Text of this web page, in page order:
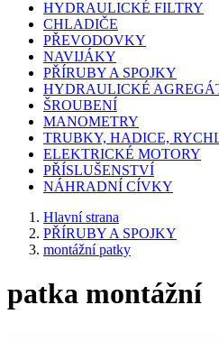
HYDRAULICKÉ FILTRY
CHLADIČE
PŘEVODOVKY
NAVIJÁKY
PŘÍRUBY A SPOJKY
HYDRAULICKÉ
ŠROUBENÍ
MANOMETRY
TRUBKY, HADICE,
ELEKTRICKÉ MOTORY
PŘÍSLUŠENSTVÍ
NÁHRADNÍ CÍVKY
Hlavní strana
PŘÍRUBY A SPOJKY
montážní patky
patka montážní